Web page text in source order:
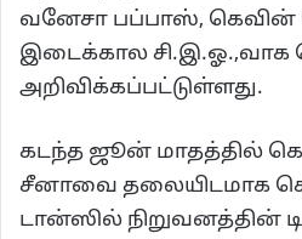
வனேசா பப்பாஸ், கெவின்
இடைக்கால சி.இ.ஓ.,வாக
அறிவிக்கப்பட்டுள்ளது.
கடந்த ஜூன் மாதத்தில்
சீனாவை தலையிடமாக
டான்ஸில் நிறுவனத்தின்